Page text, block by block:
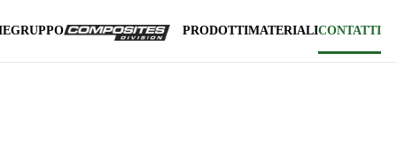
GRUPPO PRODOTTIMATERIALICONTATTI